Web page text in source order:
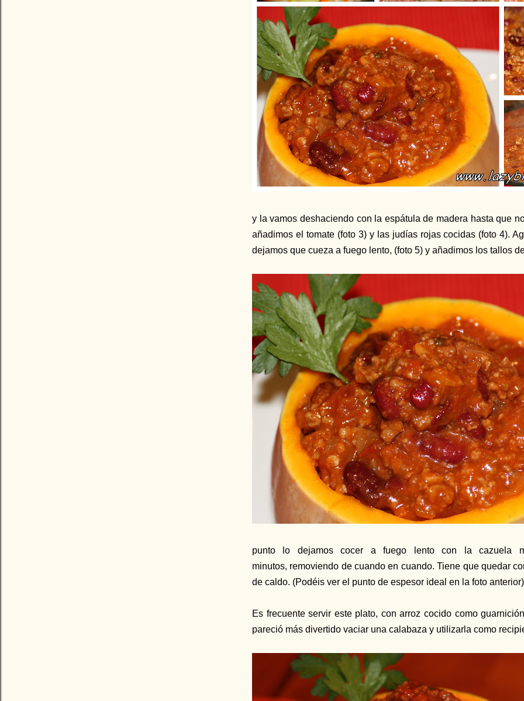
y la vamos deshaciendo con la espátula de madera hasta que
añadimos el tomate (foto 3) y las judías rojas cocidas (foto 4).
dejamos que cueza a fuego lento, (foto 5) y añadimos los tallos
punto lo dejamos cocer a fuego lento con la cazuela
minutos, removiendo de cuando en cuando. Tiene que quedar
de caldo. (Podéis ver el punto de espesor ideal en la foto anterior)
Es frecuente servir este plato, con arroz cocido como
pareció más divertido vaciar una calabaza y utilizarla como